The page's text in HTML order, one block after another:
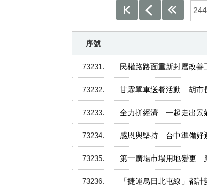
序號
73231 民權路路面重新封層改
73232 甘霖單車送餐活動 胡市
73233 全力拼經濟 一起走出景
73234 感恩與堅持 台中準備好
73235 第一廣場市場用地變更
73236 「捷運烏日北屯線」都